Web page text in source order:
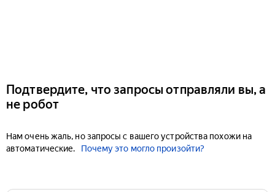
Подтвердите, что запросы отправляли вы, а
не робот
Нам очень жаль, но запросы с вашего устройства похожи на
автоматические.
Почему это могло произойти?